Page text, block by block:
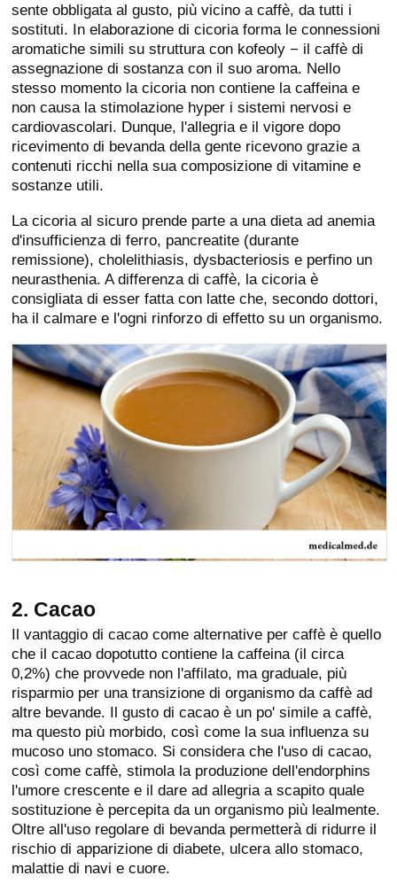
sente obbligata al gusto, più vicino a caffè, da tutti i
sostituti. In elaborazione di cicoria forma le connessioni
aromatiche simili su struttura con kofeoly − il caffè di
assegnazione di sostanza con il suo aroma. Nello
stesso momento la cicoria non contiene la caffeina e
non causa la stimolazione hyper i sistemi nervosi e
cardiovascolari. Dunque, l'allegria e il vigore dopo
ricevimento di bevanda della gente ricevono grazie a
contenuti ricchi nella sua composizione di vitamine e
sostanze utili.
La cicoria al sicuro prende parte a una dieta ad anemia
d'insufficienza di ferro, pancreatite (durante
remissione), cholelithiasis, dysbacteriosis e perfino un
neurasthenia. A differenza di caffè, la cicoria è
consigliata di esser fatta con latte che, secondo dottori,
ha il calmare e l'ogni rinforzo di effetto su un organismo.
2. Cacao
Il vantaggio di cacao come alternative per caffè è quello
che il cacao dopotutto contiene la caffeina (il circa
0,2%) che provvede non l'affilato, ma graduale, più
risparmio per una transizione di organismo da caffè ad
altre bevande. Il gusto di cacao è un po' simile a caffè,
ma questo più morbido, così come la sua influenza su
mucoso uno stomaco. Si considera che l'uso di cacao,
così come caffè, stimola la produzione dell'endorphins
l'umore crescente e il dare ad allegria a scapito quale
sostituzione è percepita da un organismo più lealmente.
Oltre all'uso regolare di bevanda permetterà di ridurre il
rischio di apparizione di diabete, ulcera allo stomaco,
malattie di navi e cuore.